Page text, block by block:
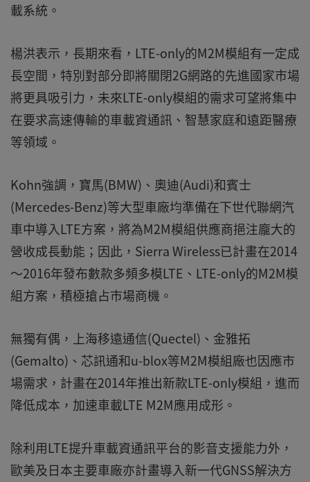
載系統。
楊洪表示，長期來看，LTE-only的M2M模組有一定成
長空間，特別對部分即將關閉2G網路的先進國家市場
將更具吸引力，未來LTE-only模組的需求可望將集中
在要求高速傳輸的車載資通訊、智慧家庭和遠距醫療
等領域。
Kohn強調，寶馬(BMW)、奧迪(Audi)和賓士
(Mercedes-Benz)等大型車廠均準備在下世代聯網汽
車中導入LTE方案，將為M2M模組供應商挹注龐大的
營收成長動能；因此，Sierra Wireless已計畫在2014
～2016年發布數款多頻多模LTE、LTE-only的M2M模
組方案，積極搶占市場商機。
無獨有偶，上海移遠通信(Quectel)、金雅拓
(Gemalto)、芯訊通和u-blox等M2M模組廠也因應市
場需求，計畫在2014年推出新款LTE-only模組，進而
降低成本，加速車載LTE M2M應用成形。
除利用LTE提升車載資通訊平台的影音支援能力外，
歐美及日本主要車廠亦計畫導入新一代GNSS解決方